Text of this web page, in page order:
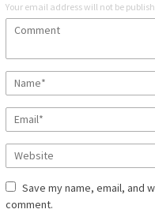
Your email address will not be
Save my name, email, and
comment.